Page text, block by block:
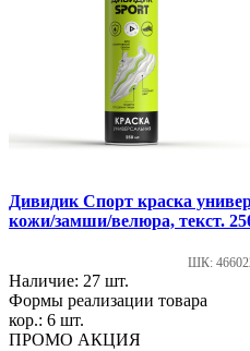
Дивидик Спорт краска
кожи/замши/велюра, текст.
ШК:
Наличие: 27 шт.
Формы реализации товара
кор.: 6 шт.
ПРОМО АКЦИЯ